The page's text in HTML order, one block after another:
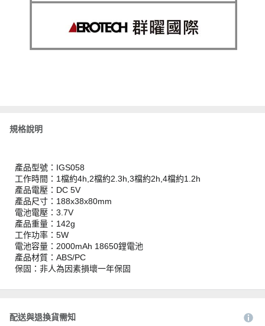
規格說明
產品型號：IGS058
工作時間：1檔約4h,2檔約2.3h,3檔約2h,4檔約1.2h
產品電壓：DC 5V
產品尺寸：188x38x80mm
電池電壓：3.7V
產品重量：142g
工作功率：5W
電池容量：2000mAh 18650鋰電池
產品材質：ABS/PC
保固：非人為因素損壞一年保固
配送與退換貨需知